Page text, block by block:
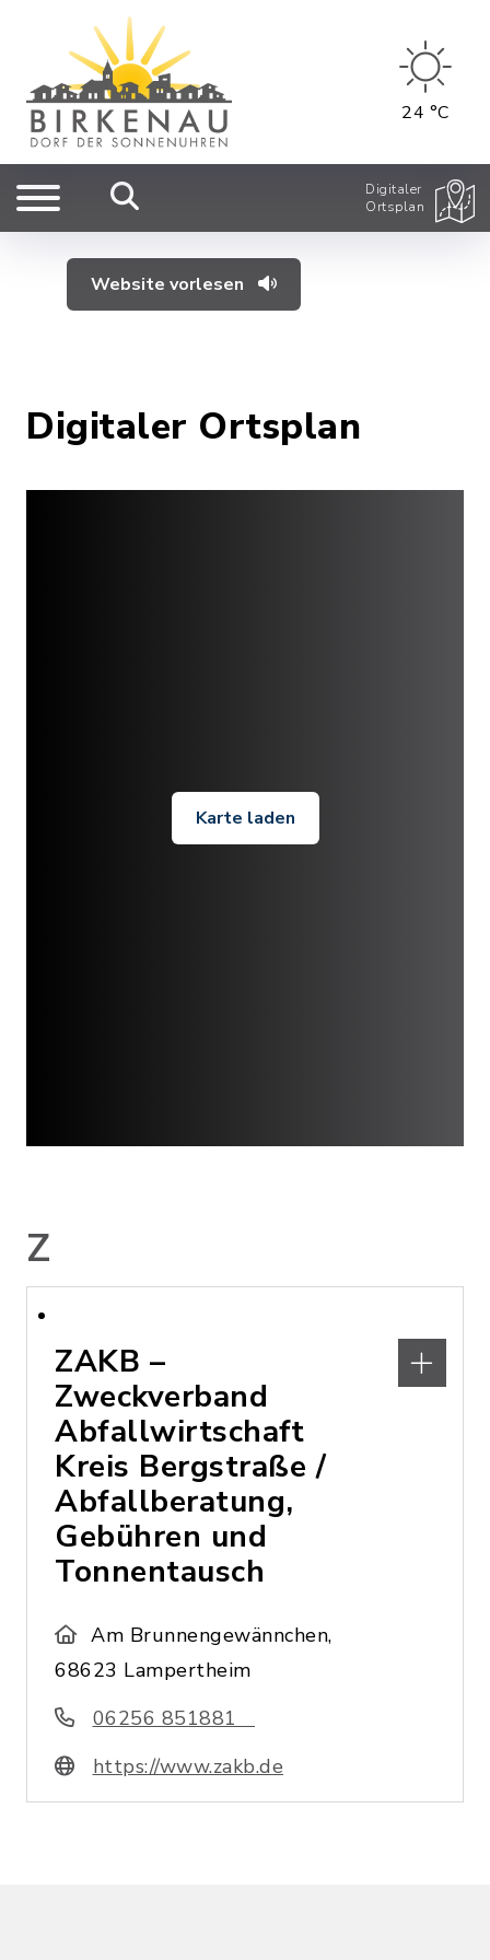
24 °C
Digitaler
Ortsplan
Website vorlesen
Digitaler Ortsplan
Karte laden
Z
ZAKB –
Zweckverband
Abfallwirtschaft
Kreis Bergstraße /
Abfallberatung,
Gebühren und
Tonnentausch
Am Brunnengewännchen,
68623 Lampertheim
06256 851881
https://www.zakb.de